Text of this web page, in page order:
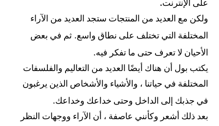
على الإنترنت.
ولكن مع العديد من المنتجات ستجد العديد من الآراء
المختلفة التي تختلف على نطاق واسع.ثم في بعض
الأحيان لا تعرف حتى ما تفكر فيه.
يكتب بول أن هناك أيضًا العديد من التعاليم والفلسفات
المختلفة في حياتنا ، والأشياء والأشخاص الذين يرغبون
في جذبك إلى الداخل وحتى خداعك وخداعك.
بعد ذلك أشعر وكأنني عاصفة ، أن الآراء ووجهات النظر